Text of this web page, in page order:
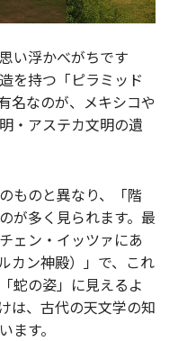
い浮かべがちです
を持つ「ピラミッド
名なのが、メキシコや
・アステカ文明の遺
ものと異なり、「階
が多く見られます。最
ェン・イッツァにあ
カン神殿）」で、これ
蛇の姿」に見えるよ
は、古代の天文学の知
ます。